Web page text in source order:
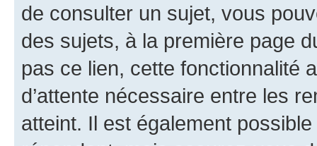
de consulter un sujet, vous
des sujets, à la première page
pas ce lien, cette fonctionnalité
d’attente nécessaire entre les
atteint. Il est également